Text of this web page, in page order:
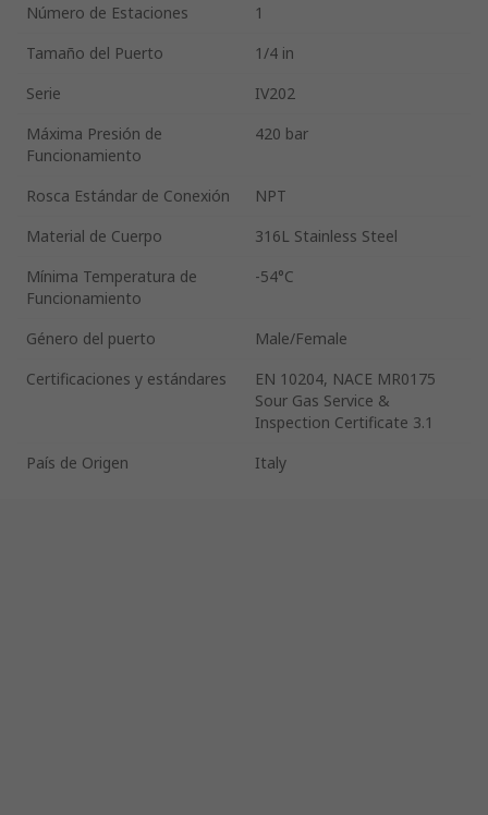
Número de Estaciones
1
Tamaño del Puerto
1/4 in
Serie
IV202
Máxima Presión de
Funcionamiento
420 bar
Rosca Estándar de Conexión
NPT
Material de Cuerpo
316L Stainless Steel
Mínima Temperatura de
Funcionamiento
-54°C
Género del puerto
Male/Female
Certificaciones y estándares
EN 10204, NACE MR0175
Sour Gas Service &
Inspection Certificate 3.1
País de Origen
Italy